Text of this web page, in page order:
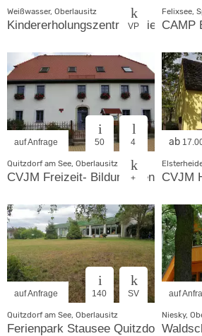
VP
Weißwasser, Oberlausitz
Kindererholungszentrum Kiez Am
Felixsee,
CAMP
auf Anfrage 50 4
+
Quitzdorf am See, Oberlausitz
CVJM Freizeit- Bildungszentrum
ab
CVJM
auf Anfrage 140 SV
Quitzdorf am See, Oberlausitz
Ferienpark Stausee Quitzdorf
auf
Niesky,